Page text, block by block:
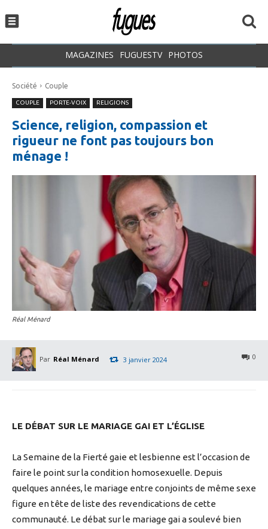
MAGAZINES FUGUESTV PHOTOS
Société Couple
COUPLE PORTE-VOIX RELIGIONS
Science, religion, compassion et
rigueur ne font pas toujours bon
ménage !
Réal Ménard
Par Réal Ménard 0
3 janvier 2024
LE DÉBAT SUR LE MARIAGE GAI ET L’ÉGLISE
La Semaine de la Fierté gaie et lesbienne est l’occasion de
faire le point sur la condition homosexuelle. Depuis
quelques années, le mariage entre conjoints de même sexe
figure en tête de liste des revendications de cette
communauté. Le débat sur le mariage gai a soulevé bien